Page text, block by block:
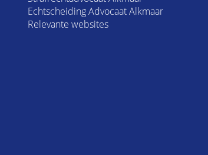
Echtscheiding Advocaat Alkmaar
Relevante websites